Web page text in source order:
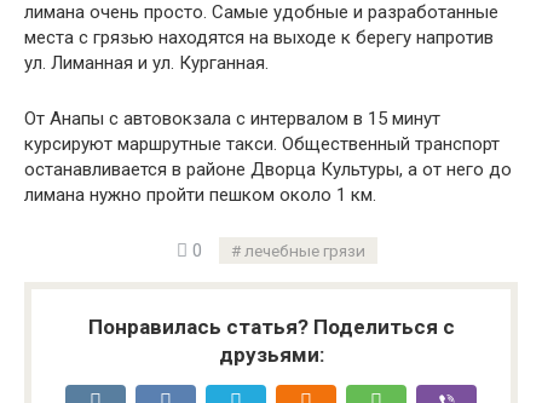
лимана очень просто. Самые удобные и разработанные
места с грязью находятся на выходе к берегу напротив
ул. Лиманная и ул. Курганная.
От Анапы с автовокзала с интервалом в 15 минут
курсируют маршрутные такси. Общественный транспорт
останавливается в районе Дворца Культуры, а от него до
лимана нужно пройти пешком около 1 км.
0 лечебные грязи
Понравилась статья? Поделиться с
друзьями: